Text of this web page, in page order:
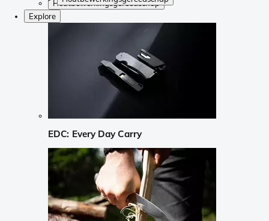
Houtbewerkingsgereedschap
Explore
EDC: Every Day Carry